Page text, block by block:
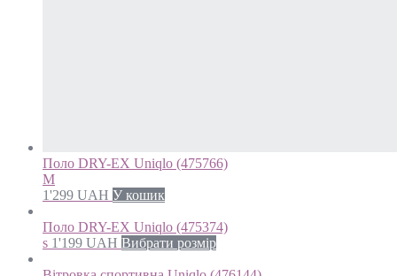
Поло DRY-EX Uniqlo (475766)
M
1'299 UAH У кошик
Поло DRY-EX Uniqlo (475374)
s 1'199 UAH Вибрати розмір